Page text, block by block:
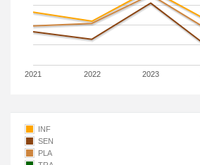
2021 2022 2023
INF
SEN
PLA